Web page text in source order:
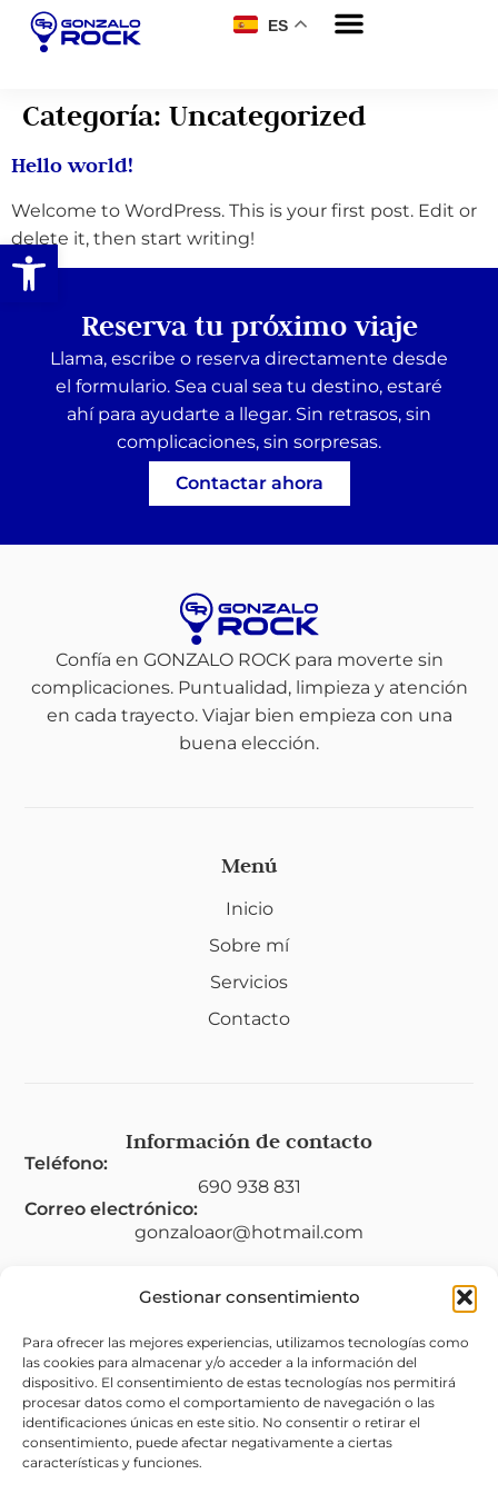
Abrir barra de herramientas
Gestionar consentimiento
Para ofrecer las mejores experiencias, utilizamos tecnologías como
las cookies para almacenar y/o acceder a la información del
dispositivo. El consentimiento de estas tecnologías nos permitirá
procesar datos como el comportamiento de navegación o las
identificaciones únicas en este sitio. No consentir o retirar el
consentimiento, puede afectar negativamente a ciertas
características y funciones.
ES
Categoría: Uncategorized
Hello world!
Welcome to WordPress. This is your first post. Edit or
delete it, then start writing!
Reserva tu próximo viaje
Llama, escribe o reserva directamente desde
el formulario. Sea cual sea tu destino, estaré
ahí para ayudarte a llegar. Sin retrasos, sin
complicaciones, sin sorpresas.
Contactar ahora
Confía en GONZALO ROCK para moverte sin
complicaciones. Puntualidad, limpieza y atención
en cada trayecto. Viajar bien empieza con una
buena elección.
Menú
Inicio
Sobre mí
Servicios
Contacto
Información de contacto
Teléfono:
690 938 831
Correo electrónico:
gonzaloaor@hotmail.com
Legal
Aviso legal
Política de privacidad
Política de cookies (UE)